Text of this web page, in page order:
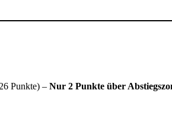
Punkte) – Nur 2 Punkte über